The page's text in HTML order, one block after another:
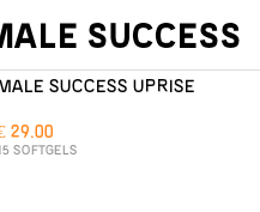
SUCCESS
MALE SUCCESS UPRISE
29.00
SOFTGELS